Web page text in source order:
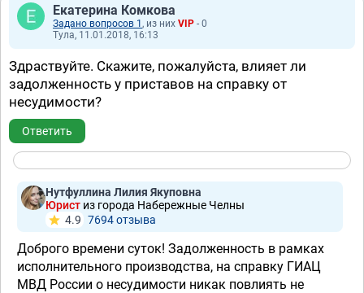
Екатерина Комкова
Задано вопросов 1 , из них VIP - 0
Тула, 11.01.2018, 16:13
Здраствуйте. Скажите, пожалуйста, влияет ли
задолженность у приставов на справку от
несудимости?
Ответить
Нутфуллина Лилия Якуповна
Юрист из города Набережные Челны
4.9 7694 отзывa
Доброго времени суток! Задолженность в рамках
исполнительного производства, на справку ГИАЦ
МВД России о несудимости никак повлиять не